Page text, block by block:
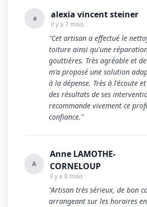
a alexia vincent steiner
il y a 7 mois
"Cet artisan a effectué le
toiture ainsi qu'une
gouttières. Très agréable et
m'a proposé une solution
à la dépense. Très à l'écoute
des résultats de ses
recommande vivement ce
confiance."
A
Anne LAMOTHE-
CORNELOUP
il y a 8 mois
"Artisan très sérieux, de bon
arrangeant sur les horaires